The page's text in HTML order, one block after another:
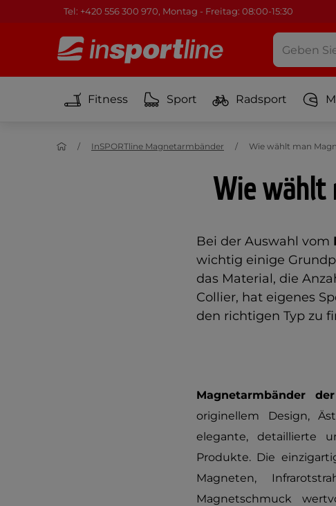
Tel: +420 556 300 970, Montag - Freitag: 08:00-15:30
Fitness Sport Radsport
InSPORTline Magnetarmbänder Wie wählt man
Wie wählt
Bei der Auswahl vom
wichtig einige
das Material, die
Collier, hat eigenes
den richtigen Typ zu
Magnetarmbänder
originellem Design,
elegante, detaillierte
Produkte. Die
Magneten,
Magnetschmuck